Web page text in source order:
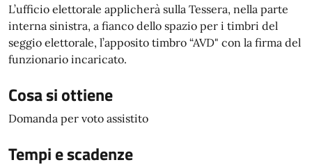
L’ufficio elettorale applicherà sulla Tessera, nella parte
interna sinistra, a fianco dello spazio per i timbri del
seggio elettorale, l’apposito timbro “AVD" con la firma del
funzionario incaricato.
Cosa si ottiene
Domanda per voto assistito
Tempi e scadenze